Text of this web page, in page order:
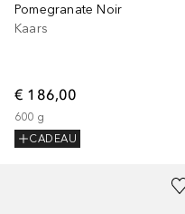
Pomegranate Noir
Kaars
€ 186,00
600 g
CADEAU